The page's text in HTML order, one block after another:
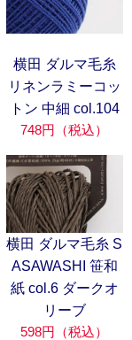
横田 ダルマ毛糸
リネンラミーコッ
トン 中細 col.104
748円（税込）
横田 ダルマ毛糸 S
ASAWASHI 笹和
紙 col.6 ダークオ
リーブ
598円（税込）